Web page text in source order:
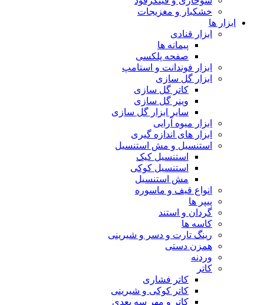
خشکبار و مغزیجات
ابزار ها
ابزار قنادی
پیمانه ها
صفحه پلکسی
ابزار فوندانت و استامپ
ابزار گل سازی
کاتر گل سازی
وینر گل سازی
سایر ابزار گل سازی
ابزار میوه آرایی
ابزار های اندازه گیری
استنسیل و مش استنسیل
استنسیل کیک
استنسیل کوکی
مش استنسیل
انواع قیف و ماسوره
پیپر ها
گردان و استند
کاسه ها
رینگ تارت و دسر و شیرینی
همزن دستی
وردنه
کاتر
کاتر فشاری
کاتر کوکی و شیرینی
کاتر و مهر سه بعدی